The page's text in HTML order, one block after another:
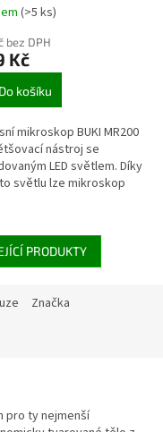
(>5 ks)
bez DPH
Kč
Do košíku
mikroskop BUKI MR200
nástroj se
LED světlem. Díky
světlu lze mikroskop
PRODUKTY
Značka
pro ty nejmenší